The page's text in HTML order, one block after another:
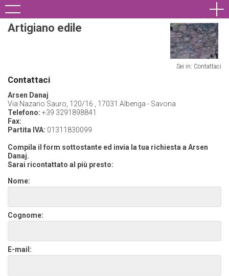
Artigiano edile
Sei in: Contattaci
Contattaci
Arsen Danaj
Via Nazario Sauro, 120/16 , 17031 Albenga - Savona
Telefono: +39 3291898841
Fax:
Partita IVA: 01311830099
Compila il form sottostante ed invia la tua richiesta a Arsen
Danaj.
Sarai ricontattato al più presto:
Nome:
Cognome:
E-mail: